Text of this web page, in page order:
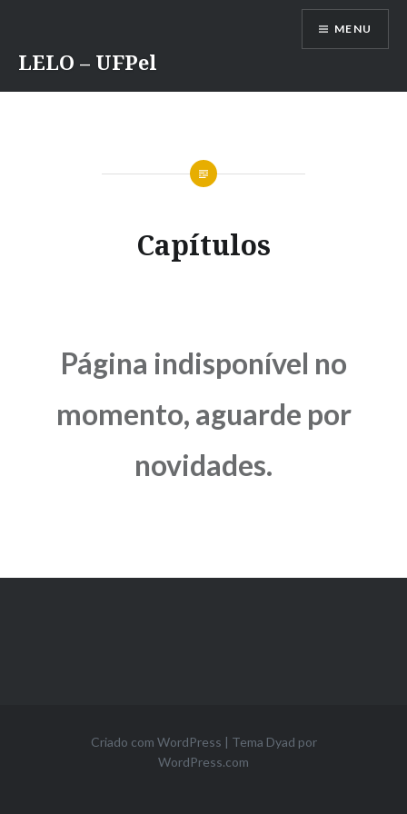
conteúdo
LELO – UFPel
MENU
Capítulos
Página indisponível no
momento, aguarde por
novidades.
Criado com WordPress | Tema Dyad por
WordPress.com